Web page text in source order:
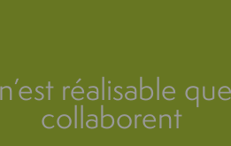
réalisable
collaborent